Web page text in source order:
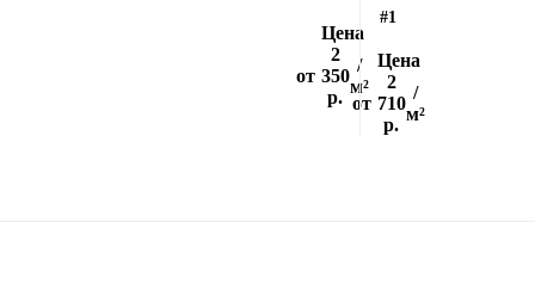
Цена
от
2
350
р.
/
м²
#1
Цена
от
2
710
р.
/
м²